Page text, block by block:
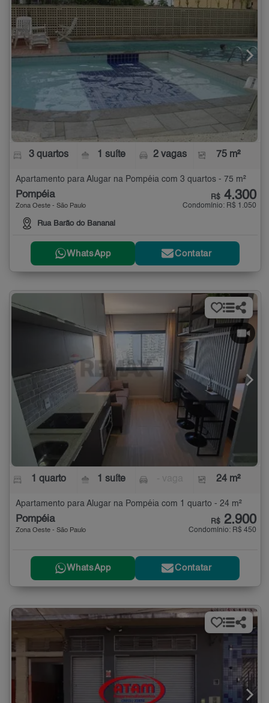
3 quartos 1 suíte 2 vagas 75 m²
Apartamento para Alugar na Pompéia com 3 quartos - 75 m²
Pompéia
Zona Oeste - São Paulo
Rua Barão do Bananal
R$ 4.300
Condomínio: R$ 1.050
WhatsApp Contatar
1 quarto 1 suíte 24 m²
Apartamento para Alugar na Pompéia com 1 quarto - 24 m²
Pompéia
Zona Oeste - São Paulo
R$ 2.900
Condomínio: R$ 450
WhatsApp Contatar